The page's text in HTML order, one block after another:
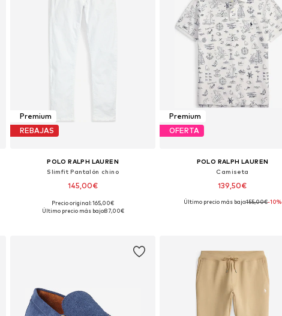
Premium
REBAJAS
POLO RALPH LAUREN
Slimfit Pantalón chino
145,00€
Disponible en muchas tallas
Precio original: 165,00€
Último precio más bajo:87,00€
Premium
OFERTA
POLO RALPH LAUREN
Camiseta
139,50€
Tallas disponibles: S, M, L, XL
Último precio más bajo:155,00€-10%